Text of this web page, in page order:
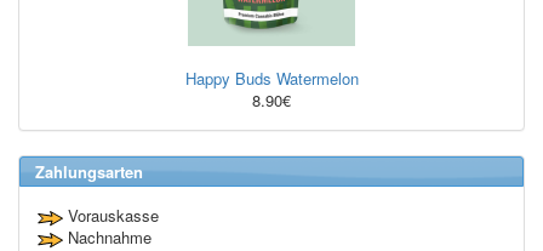
Happy Buds Watermelon
8.90€
Zahlungsarten
Vorauskasse
Nachnahme